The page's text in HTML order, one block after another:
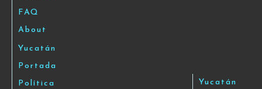
Yucatán
Portada
Política
Yucatán
FAQ
About